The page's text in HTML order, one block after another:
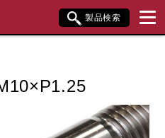
製品検索
しています。